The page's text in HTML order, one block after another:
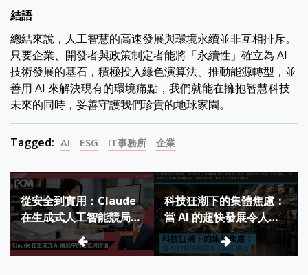
結語
總結來說，人工智慧的高速發展與環境永續並非互相排斥。
只要企業、開發者與政策制定者能將「永續性」確立為 AI
技術發展的基石，積極投入綠色演算法、推動能源轉型，並
善用 AI 來解決現有的環境痛點，我們就能在擁抱智慧科技
未來的同時，妥善守護我們珍貴的地球家園。
Tagged: AI ESG IT事務所 企業
Post
navigation
從安全到實用：Claude
在生成式人工智能競局中
的定位與價值
科技狂潮下的集體焦慮：
當 AI 的超快發展令人無
所適從